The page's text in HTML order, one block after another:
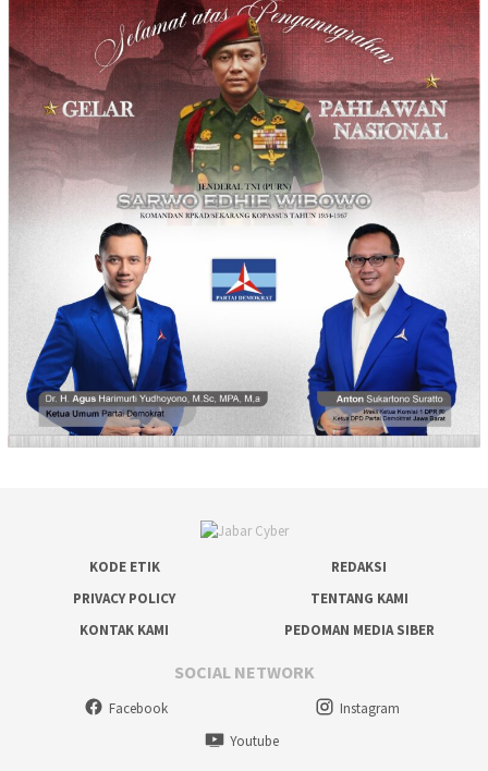
KODE ETIK
REDAKSI
PRIVACY POLICY
TENTANG KAMI
KONTAK KAMI
PEDOMAN MEDIA SIBER
SOCIAL NETWORK
Facebook
Instagram
Youtube